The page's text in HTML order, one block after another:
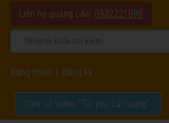
Liên hệ quảng cáo: 0932221090
Đăng nhập Đăng ký
Chia sẻ video "Tôi yêu cải lương".